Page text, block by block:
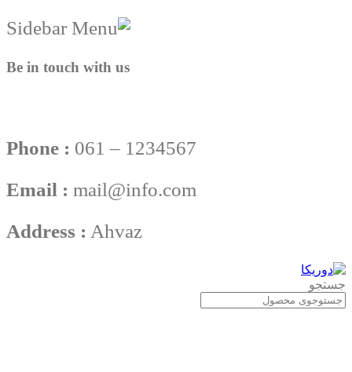
Be in touch with us
Phone : 061 – 1234567
Email : mail@info.com
Address : Ahvaz
جستجو